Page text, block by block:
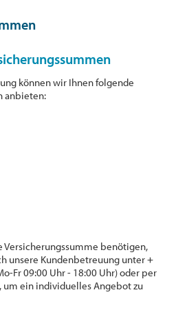
können wir Ihnen folgende
anbieten:
Versicherungssumme benötigen,
unsere Kundenbetreuung unter+
Fr 09:00 Uhr - 18:00 Uhr) oder per
, um ein individuelles Angebot zu